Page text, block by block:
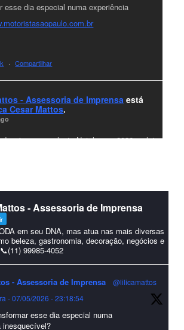
esse dia especial numa experiência
· Compartilhar
- Assessoria de Imprensa está
Cesar Mattos.
um excelente Natal e um 2026 repleto
nos acompanham!🎄✨🥂❤️
#natal #merrychristmas #felizanonovo
· Compartilhar
- Assessoria de Imprensa
Brasileira de Fibras Artificiais e
- Assessoria de Imprensa
em seu DNA, mas atua nas mais diversas
beleza, gastronomia, decoração, negócios e
99985-4052
- Assessoria de Imprensa
@lilicamattos
- 07/05/2026 - 23:18:54
esse dia especial numa
inesquecível?